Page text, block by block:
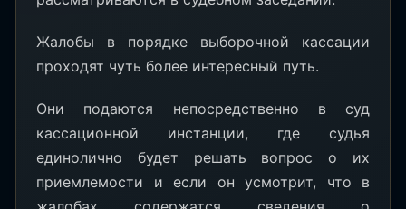
Жалобы в порядке выборочной кассации
проходят чуть более интересный путь.
Они подаются непосредственно в суд
кассационной инстанции, где судья
единолично будет решать вопрос о их
приемлемости и если он усмотрит, что в